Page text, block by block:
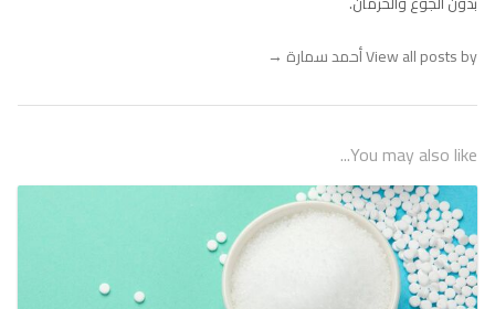
View all posts by أحمد سمارة →
You may also like...